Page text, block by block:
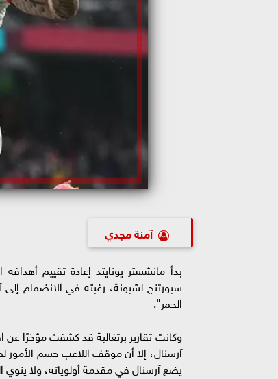
آمنة مجدي
بدأ مانشستر يونايتد إعادة تقييم
سبورتنج لشبونة، رغبته في الانضمام
الحمر".
وكانت تقارير برتغالية قد كشفت مؤخرًا
آرسنال، إلا أن موقف اللاعب حسم الأمور
يضع آرسنال في مقدمة أولوياته، ولا